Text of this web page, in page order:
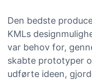
Den bedste
KMLs
var behov for,
skabte prototyper
udførte ideen,